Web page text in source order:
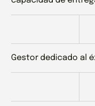
Gestor dedicado al